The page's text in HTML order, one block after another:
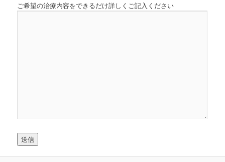
ご希望の治療内容をできるだけ詳しくご記入ください